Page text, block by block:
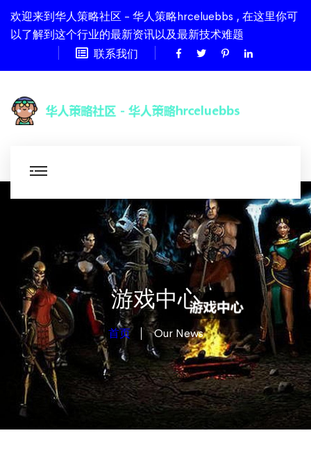
欢迎来到华人策略社区 - 华人策略hrceluebbs , 在这里你可
以了解到这个行业的最新资讯以及最新技术难题
联系我们
游戏中心
首页 Our News